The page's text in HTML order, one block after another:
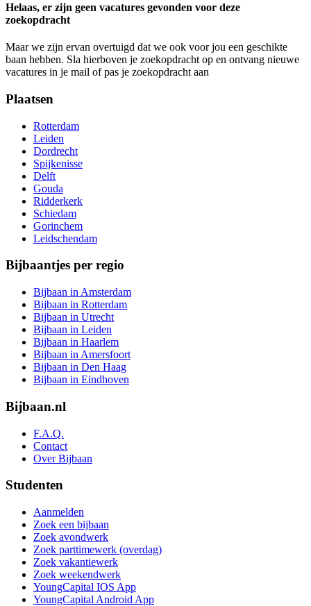
Helaas, er zijn geen vacatures gevonden voor deze
zoekopdracht
Maar we zijn ervan overtuigd dat we ook voor jou een geschikte
baan hebben. Sla hierboven je zoekopdracht op en ontvang nieuwe
vacatures in je mail of pas je zoekopdracht aan
Plaatsen
Rotterdam
Leiden
Dordrecht
Spijkenisse
Delft
Gouda
Ridderkerk
Schiedam
Gorinchem
Leidschendam
Bijbaantjes per regio
Bijbaan in Amsterdam
Bijbaan in Rotterdam
Bijbaan in Utrecht
Bijbaan in Leiden
Bijbaan in Haarlem
Bijbaan in Amersfoort
Bijbaan in Den Haag
Bijbaan in Eindhoven
Bijbaan.nl
F.A.Q.
Contact
Over Bijbaan
Studenten
Aanmelden
Zoek een bijbaan
Zoek avondwerk
Zoek parttimewerk (overdag)
Zoek vakantiewerk
Zoek weekendwerk
YoungCapital IOS App
YoungCapital Android App